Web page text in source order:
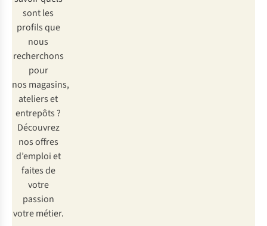
sont les
profils que
nous
recherchons
pour
nos magasins,
ateliers et
entrepôts ?
Découvrez
nos offres
d’emploi et
faites de
votre
passion
votre métier.